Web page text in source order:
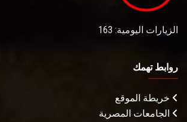
الزيارات اليومية: 163
روابط تهمك
خريطة الموقع
الجامعات المصرية